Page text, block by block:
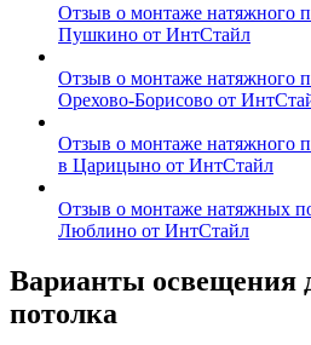
Отзыв о монтаже натяжного
Пушкино от ИнтСтайл
Отзыв о монтаже натяжного
Орехово-Борисово от
Отзыв о монтаже натяжного
в Царицыно от ИнтСтайл
Отзыв о монтаже натяжных
Люблино от ИнтСтайл
Варианты освещения
потолка